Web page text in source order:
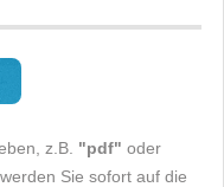
z.B. "pdf" oder
Sie sofort auf die